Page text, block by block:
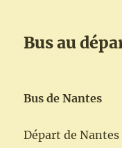
Bus au
Bus de Nantes
Départ de